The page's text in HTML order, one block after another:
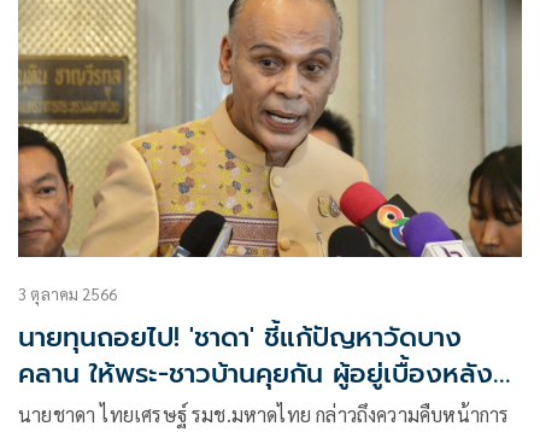
จึงเดินทางเข้าไปเพื่อช่วยเหลือประชาชน
3 ตุลาคม 2566
นายทุนถอยไป! 'ชาดา' ชี้แก้ปัญหาวัดบาง
คลาน ให้พระ-ชาวบ้านคุยกัน ผู้อยู่เบื้องหลัง
อย่าจุ้น
นายชาดา ไทยเศรษฐ์ รมช.มหาดไทย กล่าวถึงความคืบหน้าการ